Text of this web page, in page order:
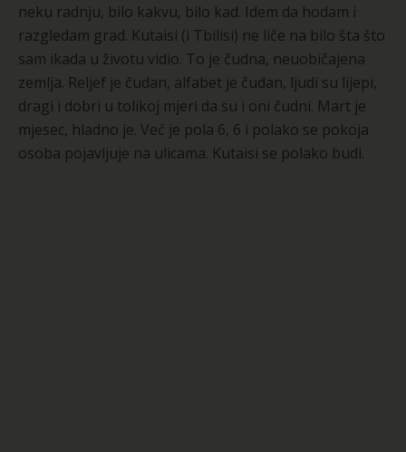
neku radnju, bilo kakvu, bilo kad. Idem da hodam i
razgledam grad. Kutaisi (i Tbilisi) ne liče na bilo šta što
sam ikada u životu vidio. To je čudna, neuobičajena
zemlja. Reljef je čudan, alfabet je čudan, ljudi su lijepi,
dragi i dobri u tolikoj mjeri da su i oni čudni. Mart je
mjesec, hladno je. Već je pola 6, 6 i polako se pokoja
osoba pojavljuje na ulicama. Kutaisi se polako budi.